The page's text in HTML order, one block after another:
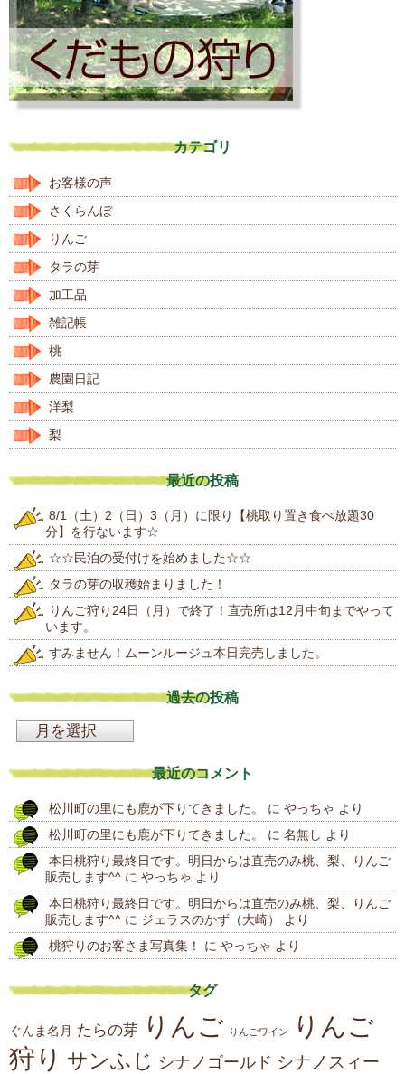
カテゴリ
お客様の声
さくらんぼ
りんご
タラの芽
加工品
雑記帳
桃
農園日記
洋梨
梨
最近の投稿
8/1（土）2（日）3（月）に限り【桃取り置き食べ放題30
分】を行ないます☆
☆☆民泊の受付けを始めました☆☆
タラの芽の収穫始まりました！
りんご狩り24日（月）で終了！直売所は12月中旬までやって
います。
すみません！ムーンルージュ本日完売しました。
過去の投稿
投
稿
最近のコメント
松川町の里にも鹿が下りてきました。 に やっちゃ より
松川町の里にも鹿が下りてきました。
に 名無し より
本日桃狩り最終日です。明日からは直売のみ桃、梨、りんご
販売します^^ に やっちゃ より
本日桃狩り最終日です。明日からは直売のみ桃、梨、りんご
販売します^^ に ジェラスのかず（大崎）
より
桃狩りのお客さま写真集！
に やっちゃ より
タグ
ぐんま名月 たらの芽 りんご りんごワイン
りんご
狩り サンふじ シナノゴールド シナノスィー